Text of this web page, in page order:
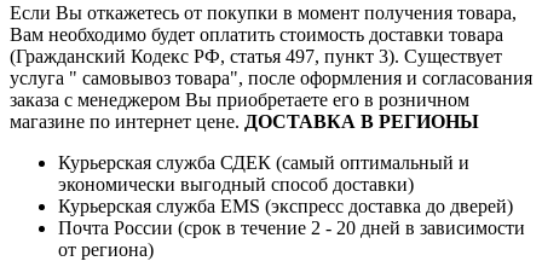
Если Вы откажетесь от покупки в момент получения товара,
Вам необходимо будет оплатить стоимость доставки товара
(Гражданский Кодекс РФ, статья 497, пункт 3). Существует
услуга " самовывоз товара", после оформления и согласования
заказа с менеджером Вы приобретаете его в розничном
магазине по интернет цене. ДОСТАВКА В РЕГИОНЫ
Курьерская служба СДЕК (самый оптимальный и
экономически выгодный способ доставки)
Курьерская служба EMS (экспресс доставка до дверей)
Почта России (срок в течение 2 - 20 дней в зависимости
от региона)